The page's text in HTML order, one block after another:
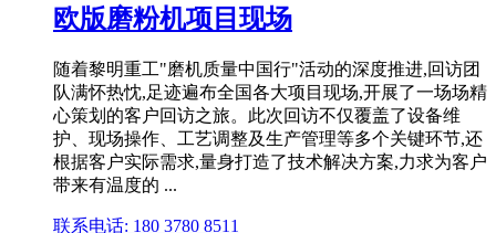
欧版磨粉机项目现场
随着黎明重工"磨机质量中国行"活动的深度推进,回访团
队满怀热忱,足迹遍布全国各大项目现场,开展了一场场精
心策划的客户回访之旅。此次回访不仅覆盖了设备维
护、现场操作、工艺调整及生产管理等多个关键环节,还
根据客户实际需求,量身打造了技术解决方案,力求为客户
带来有温度的 ...
联系电话: 180 3780 8511